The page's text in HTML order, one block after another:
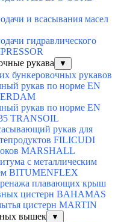
и всасывания масел
гидравлического
рукава
▼
бункеровочных рукавов
рукав по норме EN
рукав по норме EN
TRANSOIL
рукав для
FILICUDI
MARSHALL
с металлическим
BITUMENFLEX
плавающих крыш
цистерн BAHAMAS
цистерн MARTIN
вышек
▼